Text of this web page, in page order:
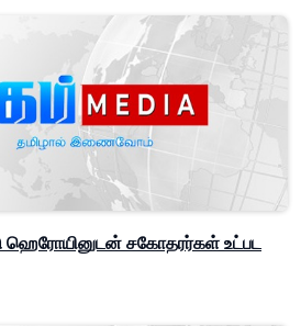
ஹெரோயினுடன் சகோதரர்கள் உட்பட